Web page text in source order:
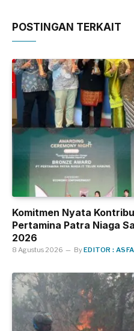
POSTINGAN TERKAIT
Komitmen Nyata
Pertamina Patra Niaga
2026
8 Agustus 2026 ByEDITOR :